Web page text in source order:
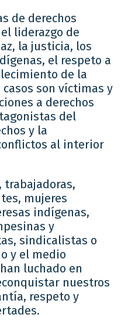
de derechos
liderazgo de
la justicia, los
el respeto a
de la
casos son víctimas y
a derechos
del
y la
al interior
trabajadoras,
mujeres
indígenas,
y
sindicalistas o
y el medio
luchado en
nuestros
respeto y